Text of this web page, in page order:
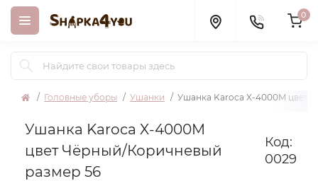
0
Головные уборы Ушанки Ушанка Karoca X-4000M цвет
Ушанка Karoca X-4000M
цвет Чёрный/Коричневый
размер 56
Код:
0029